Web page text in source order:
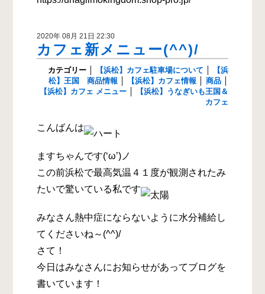
2020年 08月 21日 22:30
カフェ新メニュー(^^)/
カテゴリー 【浜松】カフェ駐車場について
【浜
松】王国 商品情報
【浜松】カフェ情報 商品
【浜松】カフェ メニュー
【浜松】うなぎいも王国＆
カフェ
こんばんは
ますちゃんです(‘ω’)ノ
この前浜松で最高気温４１度が観測されたみ
たいで驚いている私です
みなさん熱中症にならないように水分補給し
てくださいね～(^^)/
さて！
今日はみなさんにお知らせがあってブログを
書いています！